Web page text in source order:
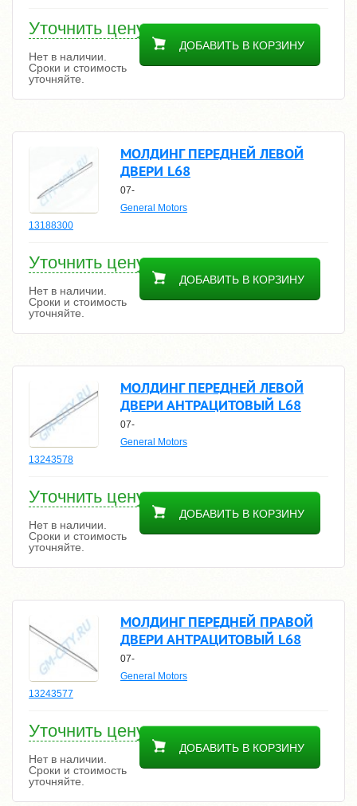
Уточнить цену
ДОБАВИТЬ В КОРЗИНУ
Нет в наличии.
Сроки и стоимость
уточняйте.
МОЛДИНГ ПЕРЕДНЕЙ ЛЕВОЙ
ДВЕРИ L68
07-
General Motors
13188300
Уточнить цену
ДОБАВИТЬ В КОРЗИНУ
Нет в наличии.
Сроки и стоимость
уточняйте.
МОЛДИНГ ПЕРЕДНЕЙ ЛЕВОЙ
ДВЕРИ АНТРАЦИТОВЫЙ L68
07-
General Motors
13243578
Уточнить цену
ДОБАВИТЬ В КОРЗИНУ
Нет в наличии.
Сроки и стоимость
уточняйте.
МОЛДИНГ ПЕРЕДНЕЙ ПРАВОЙ
ДВЕРИ АНТРАЦИТОВЫЙ L68
07-
General Motors
13243577
Уточнить цену
ДОБАВИТЬ В КОРЗИНУ
Нет в наличии.
Сроки и стоимость
уточняйте.